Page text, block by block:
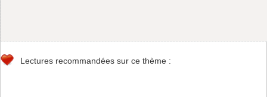
Lectures recommandées sur ce thème :